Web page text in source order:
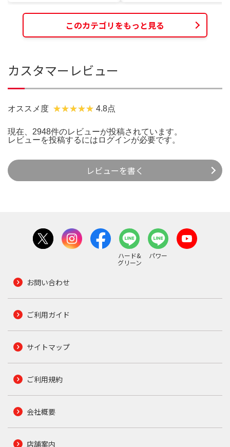
このカテゴリをもっと見る
カスタマーレビュー
オススメ度 4.8点
現在、2948件のレビューが投稿されています。
レビューを投稿するには ログインが必要です。
レビューを書く
ハード&
グリーン
パワー
お問い合わせ
ご利用ガイド
サイトマップ
ご利用規約
会社概要
店舗案内